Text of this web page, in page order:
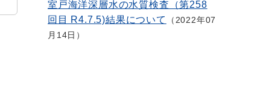
室戸海洋深層水の水質検査（第258
回目 R4.7.5)結果について
2022年07
月14日